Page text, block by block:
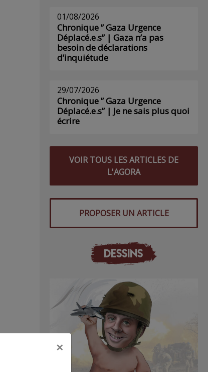
01/08/2026
Chronique ” Gaza Urgence
Déplacé.e.s” | Gaza n’a pas
besoin de déclarations
d’inquiétude
29/07/2026
Chronique ” Gaza Urgence
Déplacé.e.s” | Je ne sais plus quoi
écrire
VOIR TOUS LES ARTICLES DE
L'AGORA
PROPOSER UN ARTICLE
DESSINS
×